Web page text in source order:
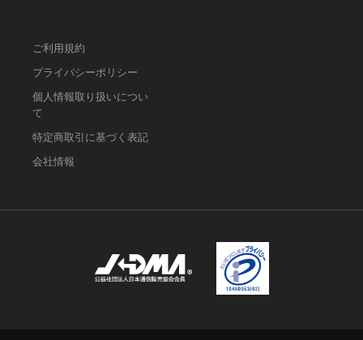
ご利用規約
プライバシーポリシー
個人情報取り扱いについ
て
特定商取引に基づく表記
会社情報